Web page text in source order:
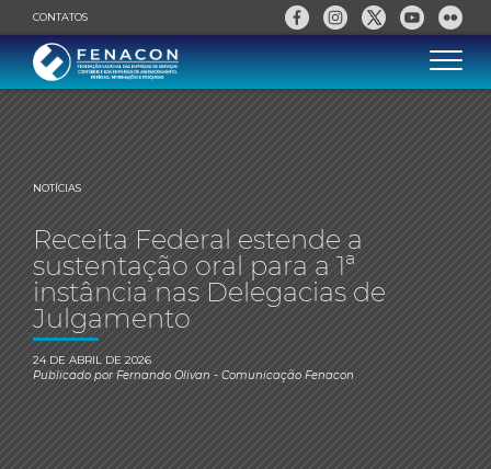
CONTATOS
NOTÍCIAS
Receita Federal estende a
sustentação oral para a 1ª
instância nas Delegacias de
Julgamento
24 DE ABRIL DE 2026
Publicado porFernando Olivan- Comunicação Fenacon